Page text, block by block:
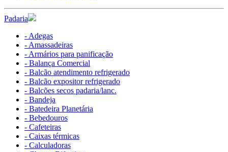
Padaria
- Adegas
- Amassadeiras
- Armários para panificação
- Balança Comercial
- Balcão atendimento refrigerado
- Balcão expositor refrigerado
- Balcões secos padaria/lanc.
- Bandeja
- Batedeira Planetária
- Bebedouros
- Cafeteiras
- Caixas térmicas
- Calculadoras